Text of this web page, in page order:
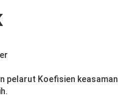
pelarut Koefisien keasaman